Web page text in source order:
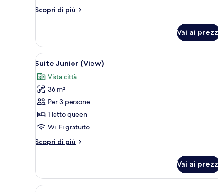
Scopri di più
Altri
Executive
(Club)
Vai ai
Apri
tutte
le
foto
per
Suite
Junior
Camera d'albergo con un
4
Suite Junior (View)
Vista città
36 m²
Per 3 persone
1 letto queen
Wi-Fi gratuito
Scopri di più
Altri
Junior
(View)
Vai ai
Apri
Una cassaforte in camera,